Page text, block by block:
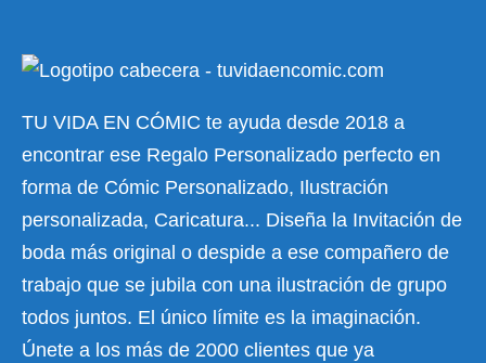
TU VIDA EN CÓMIC te ayuda desde 2018 a
encontrar ese Regalo Personalizado perfecto en
forma de Cómic Personalizado, Ilustración
personalizada, Caricatura... Diseña la Invitación de
boda más original o despide a ese compañero de
trabajo que se jubila con una ilustración de grupo
todos juntos. El único límite es la imaginación.
Únete a los más de 2000 clientes que ya